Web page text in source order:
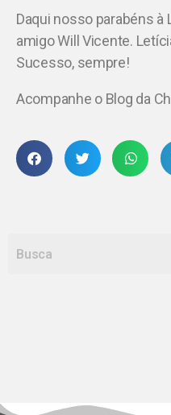
Daqui nosso parabéns à
amigo Will Vicente.
Sucesso, sempre!
Acompanhe o Blog da